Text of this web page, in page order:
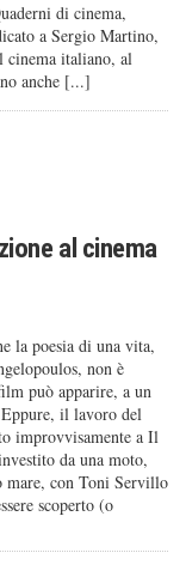
di cinema,
a Sergio Martino,
cinema italiano, al
anche [...]
al cinema
la poesia di una vita,
non è
può apparire, a un
il lavoro del
improvvisamente a Il
da una moto,
mare, con Toni Servillo
scoperto (o